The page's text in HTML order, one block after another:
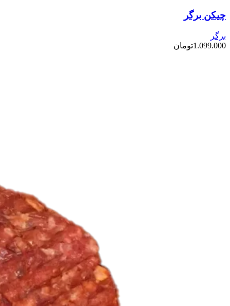
چیکن برگر
برگر
1.099.000تومان